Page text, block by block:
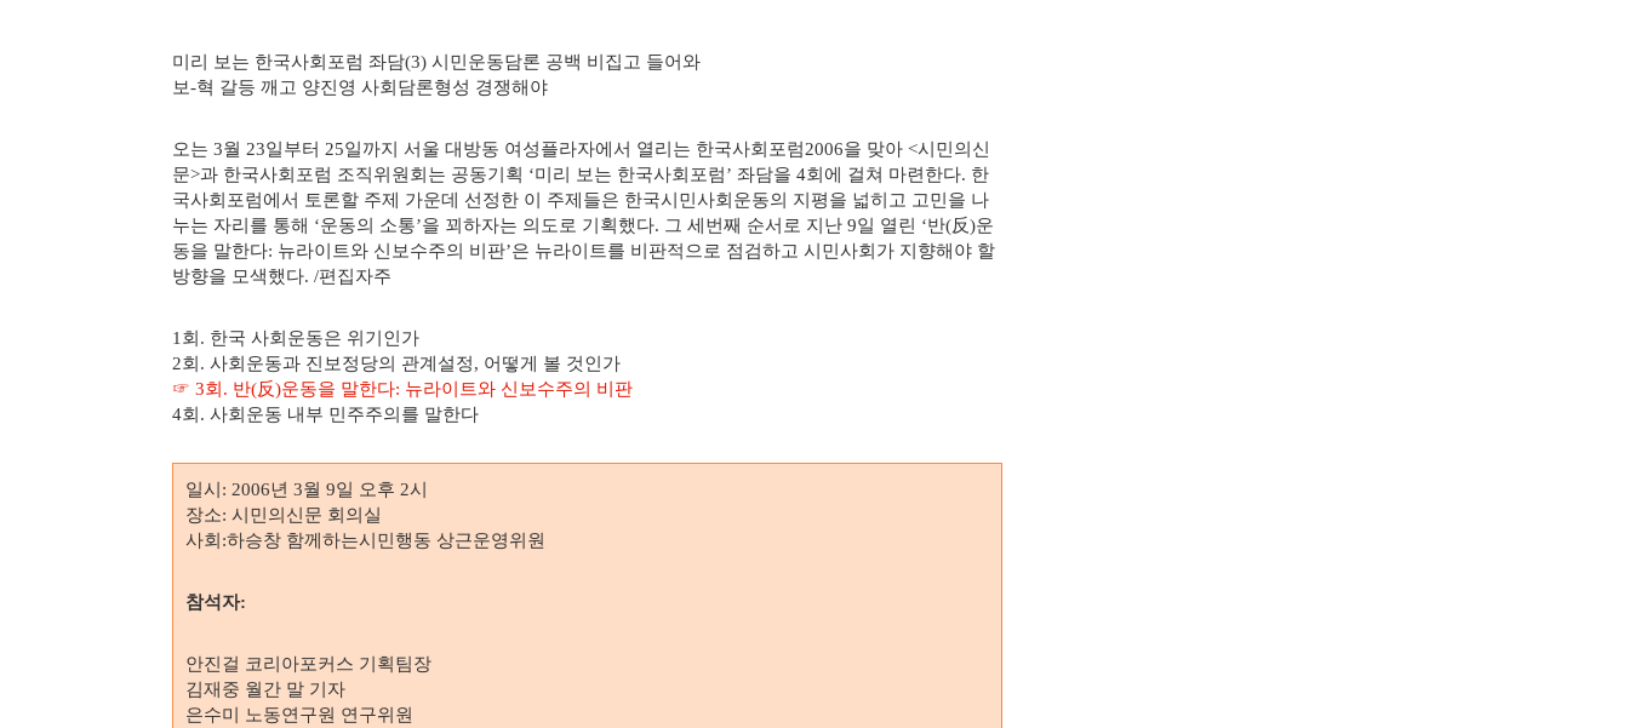
미리 보는 한국사회포럼 좌담(3) 시민운동담론 공백 비집고 들어와
보-혁 갈등 깨고 양진영 사회담론형성 경쟁해야
오는 3월 23일부터 25일까지 서울 대방동 여성플라자에서 열리는 한국사회포럼2006을 맞아 <시민의신
문>과 한국사회포럼 조직위원회는 공동기획 ‘미리 보는 한국사회포럼’ 좌담을 4회에 걸쳐 마련한다. 한
국사회포럼에서 토론할 주제 가운데 선정한 이 주제들은 한국시민사회운동의 지평을 넓히고 고민을 나
누는 자리를 통해 ‘운동의 소통’을 꾀하자는 의도로 기획했다. 그 세번째 순서로 지난 9일 열린 ‘반(反)운
동을 말한다: 뉴라이트와 신보수주의 비판’은 뉴라이트를 비판적으로 점검하고 시민사회가 지향해야 할
방향을 모색했다. /편집자주
1 회. 한국 사회운동은 위기인가
2회. 사회운동과 진보정당의 관계설정, 어떻게 볼 것인가
☞ 3회. 반(反)운동을 말한다: 뉴라이트와 신보수주의 비판
4회. 사회운동 내부 민주주의를 말한다
일시: 2006년 3월 9일 오후 2시
장소: 시민의신문 회의실
사회:하승창 함께하는시민행동 상근운영위원
참석자:
안진걸 코리아포커스 기획팀장
김재중 월간 말 기자
은수미 노동연구원 연구위원